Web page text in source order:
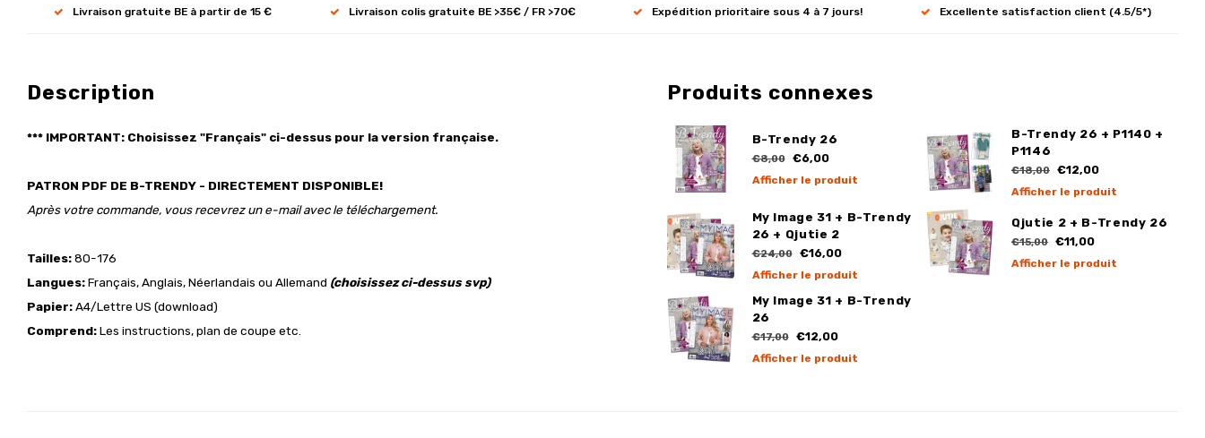
Livraison gratuite BE à partir de 15 € Livraison colis gratuite BE >35€ / FR >70€ Expédition prioritaire sous 4 à 7 jours! Excellente satisfaction client (4.5/5*)
Description
*** IMPORTANT: Choisissez "Français" ci-dessus pour la version française.
PATRON PDF DE B-TRENDY - DIRECTEMENT DISPONIBLE!
Après votre commande, vous recevrez un e-mail avec le téléchargement.
Tailles:80-176
Langues:Français, Anglais, Néerlandais ou Allemand (choisissez ci-dessus svp)
Papier:A4/Lettre US (download)
Comprend:Les instructions, plan de coupe etc.
Produits connexes
B-Trendy 26
€8,00 €6,00
Afficher le produit
B-Trendy 26 + P1140 +
P1146
€18,00 €12,00
Afficher le produit
My Image 31 + B-Trendy
26 + Qjutie 2
€24,00 €16,00
Afficher le produit
Qjutie 2 + B-Trendy 26
€15,00 €11,00
Afficher le produit
My Image 31 + B-Trendy
26
€17,00 €12,00
Afficher le produit